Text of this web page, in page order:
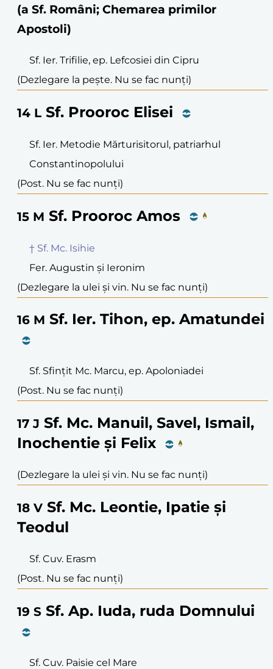
(a Sf. Români; Chemarea primilor
Apostoli)
Sf. Ier. Trifilie, ep. Lefcosiei din Cipru
(Dezlegare la pește. Nu se fac nunți)
14 L Sf. Prooroc Elisei
Sf. Ier. Metodie Mărturisitorul, patriarhul
Constantinopolului
(Post. Nu se fac nunți)
15 M Sf. Prooroc Amos
† Sf. Mc. Isihie
Fer. Augustin și Ieronim
(Dezlegare la ulei și vin. Nu se fac nunți)
16 M Sf. Ier. Tihon, ep. Amatundei
Sf. Sfințit Mc. Marcu, ep. Apoloniadei
(Post. Nu se fac nunți)
17 J Sf. Mc. Manuil, Savel, Ismail,
Inochentie și Felix
(Dezlegare la ulei și vin. Nu se fac nunți)
18 V Sf. Mc. Leontie, Ipatie și
Teodul
Sf. Cuv. Erasm
(Post. Nu se fac nunți)
19 S Sf. Ap. Iuda, ruda Domnului
Sf. Cuv. Paisie cel Mare